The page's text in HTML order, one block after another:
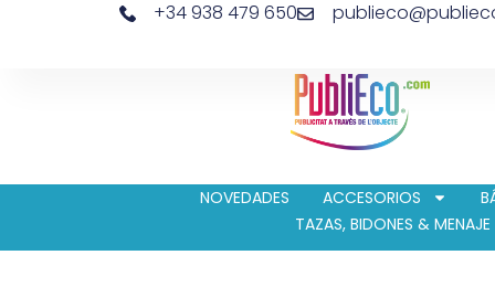
+34 938 479 650
NOVEDADES ACCESORIOS
TAZAS, BIDONES & MENAJE